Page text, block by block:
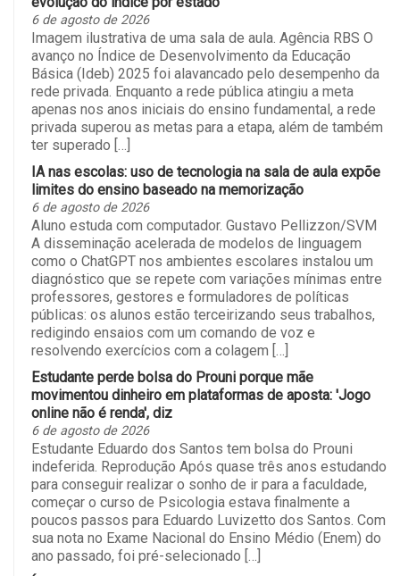
6 de agosto de 2026
Imagem ilustrativa de uma sala de aula. Agência RBS O
avanço no Índice de Desenvolvimento da Educação
Básica (Ideb) 2025 foi alavancado pelo desempenho da
rede privada. Enquanto a rede pública atingiu a meta
apenas nos anos iniciais do ensino fundamental, a rede
privada superou as metas para a etapa, além de também
ter superado […]
IA nas escolas: uso de tecnologia na sala de aula expõe
limites do ensino baseado na memorização
6 de agosto de 2026
Aluno estuda com computador. Gustavo Pellizzon/SVM
A disseminação acelerada de modelos de linguagem
como o ChatGPT nos ambientes escolares instalou um
diagnóstico que se repete com variações mínimas entre
professores, gestores e formuladores de políticas
públicas: os alunos estão terceirizando seus trabalhos,
redigindo ensaios com um comando de voz e
resolvendo exercícios com a colagem […]
Estudante perde bolsa do Prouni porque mãe
movimentou dinheiro em plataformas de aposta: 'Jogo
online não é renda', diz
6 de agosto de 2026
Estudante Eduardo dos Santos tem bolsa do Prouni
indeferida. Reprodução Após quase três anos estudando
para conseguir realizar o sonho de ir para a faculdade,
começar o curso de Psicologia estava finalmente a
poucos passos para Eduardo Luvizetto dos Santos. Com
sua nota no Exame Nacional do Ensino Médio (Enem) do
ano passado, foi pré-selecionado […]